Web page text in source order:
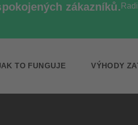
zákazníků.
TO FUNGUJE VÝHODY